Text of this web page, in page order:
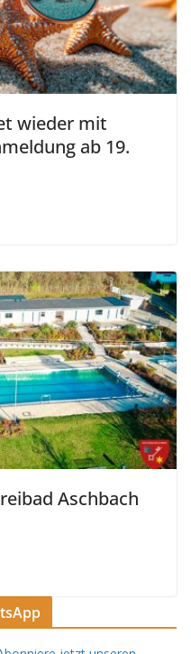
wieder mit
ab 19.
Aschbach